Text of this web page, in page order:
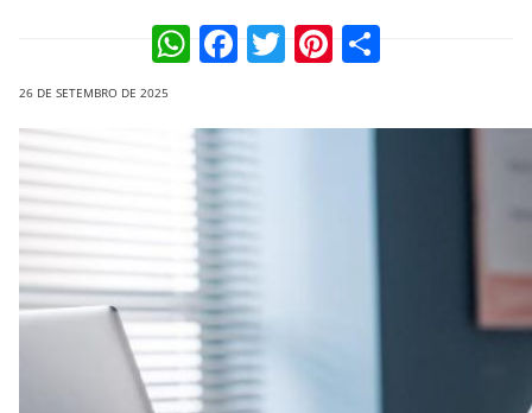
WhatsApp
Facebook
TwitterPinterest
26 DE SETEMBRO DE 2025